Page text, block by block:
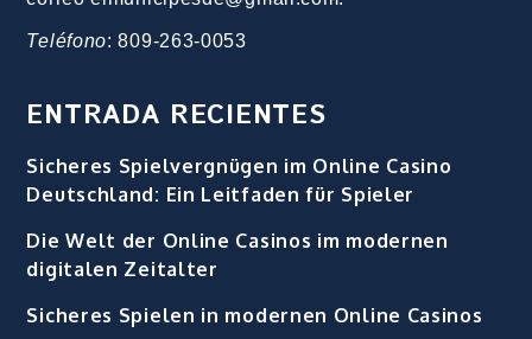
Teléfono: 809-263-0053
ENTRADA RECIENTES
Sicheres Spielvergnügen im Online Casino
Deutschland: Ein Leitfaden für Spieler
Die Welt der Online Casinos im modernen
digitalen Zeitalter
Sicheres Spielen in modernen Online Casinos